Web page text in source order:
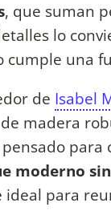
, que suman
lo
cumple una
de Isabel
madera
moderno
para